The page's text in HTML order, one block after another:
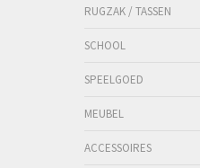
RUGZAK / TASSEN
SCHOOL
SPEELGOED
MEUBEL
ACCESSOIRES